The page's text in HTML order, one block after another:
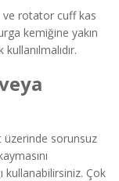
ve rotator cuff kas
kemiğine yakın
üzerinde sorunsuz
kullanabilirsiniz. Çok